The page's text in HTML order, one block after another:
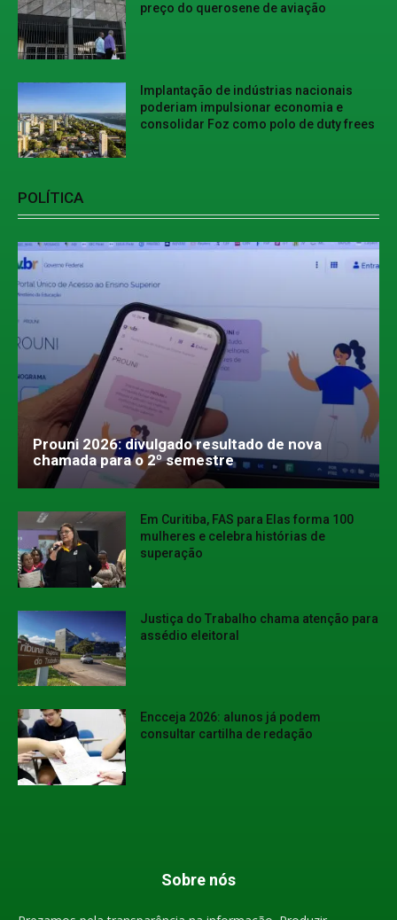
preço do querosene de aviação
Implantação de indústrias nacionais
poderiam impulsionar economia e
consolidar Foz como polo de duty frees
POLÍTICA
Prouni 2026: divulgado resultado de nova
chamada para o 2º semestre
Em Curitiba, FAS para Elas forma 100
mulheres e celebra histórias de
superação
Justiça do Trabalho chama atenção para
assédio eleitoral
Encceja 2026: alunos já podem
consultar cartilha de redação
Sobre nós